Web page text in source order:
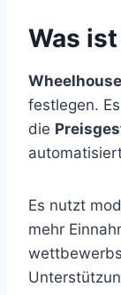
Was
festlegen.
die
Es nutzt
mehr